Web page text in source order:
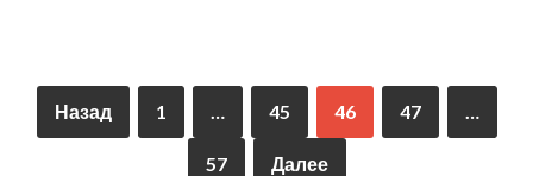
Назад 1 … 45 46 47 …
57 Далее